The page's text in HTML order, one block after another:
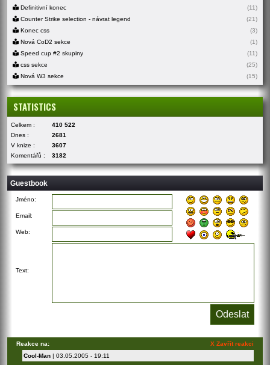
Definitivní konec
(11)
Counter Strike selection - návrat legend
(21)
Konec css
(3)
Nová CoD2 sekce
(1)
Speed cup #2 skupiny
(11)
css sekce
(25)
Nová W3 sekce
(15)
STATISTICS
Celkem :
410 522
Dnes :
2681
V knize :
3607
Komentářů :
3182
Guestbook
Jméno:
Email:
Web:
Text:
X Zavřít reakci
Reakce na:
Cool-Man | 03.05.2005 - 19:11